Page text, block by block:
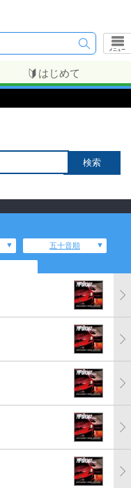
メニュー
はじめて
五十音順